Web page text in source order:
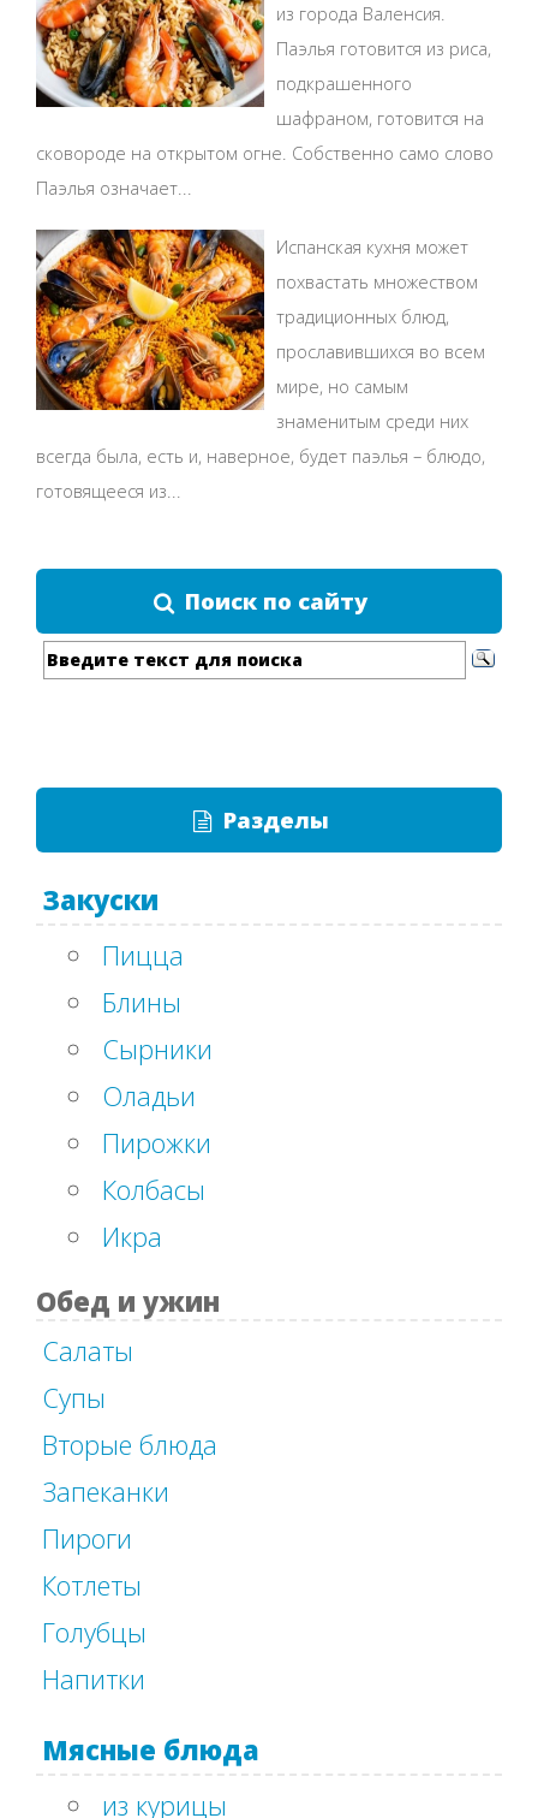
из города Валенсия.
Паэлья готовится из риса,
подкрашенного
шафраном, готовится на
сковороде на открытом огне. Собственно само слово
Паэлья означает...
Испанская кухня может
похвастать множеством
традиционных блюд,
прославившихся во всем
мире, но самым
знаменитым среди них
всегда была, есть и, наверное, будет паэлья – блюдо,
готовящееся из...
Поиск по сайту
Разделы
Закуски
Пицца
Блины
Сырники
Оладьи
Пирожки
Колбасы
Икра
Обед и ужин
Салаты
Супы
Вторые блюда
Запеканки
Пироги
Котлеты
Голубцы
Напитки
Мясные блюда
из курицы